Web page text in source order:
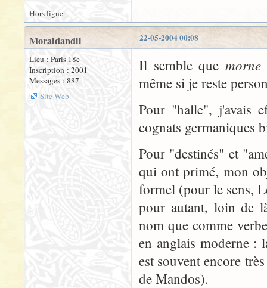
Hors ligne
22-05-2004 00:08
Moraldandil
Lieu : Paris 18e
Inscription : 2001
Messages : 887
Site Web
Il semble que morne
même si je reste
Pour "halle", j'avais
cognats germaniques
Pour "destinés" et
qui ont primé, mon
formel (pour le sens,
pour autant, loin de
nom que comme
en anglais moderne :
est souvent encore
de Mandos).